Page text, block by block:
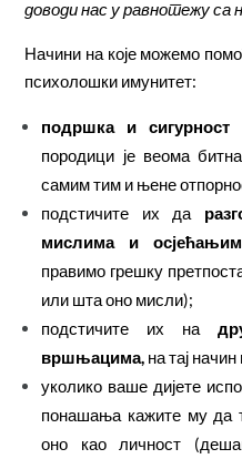
доводи нас у равнотежу са
Начини на које можемо
психолошки имунитет:
подршка и сигурност
породици је веома
самим тим и њене
подстичите их да
мислима и
правимо грешку
или шта оно мисли);
подстичите их на
вршњацима, на тај
уколико ваше дијете
понашања кажите му да
оно као личност